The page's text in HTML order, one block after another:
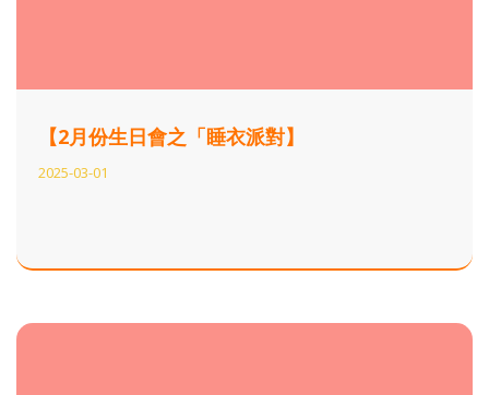
【2月份生日會之「睡衣派對】
2025-03-01